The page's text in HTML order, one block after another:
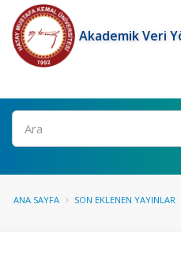
Akademik Veri
Ara
ANA SAYFA SON EKLENEN YAYINLAR